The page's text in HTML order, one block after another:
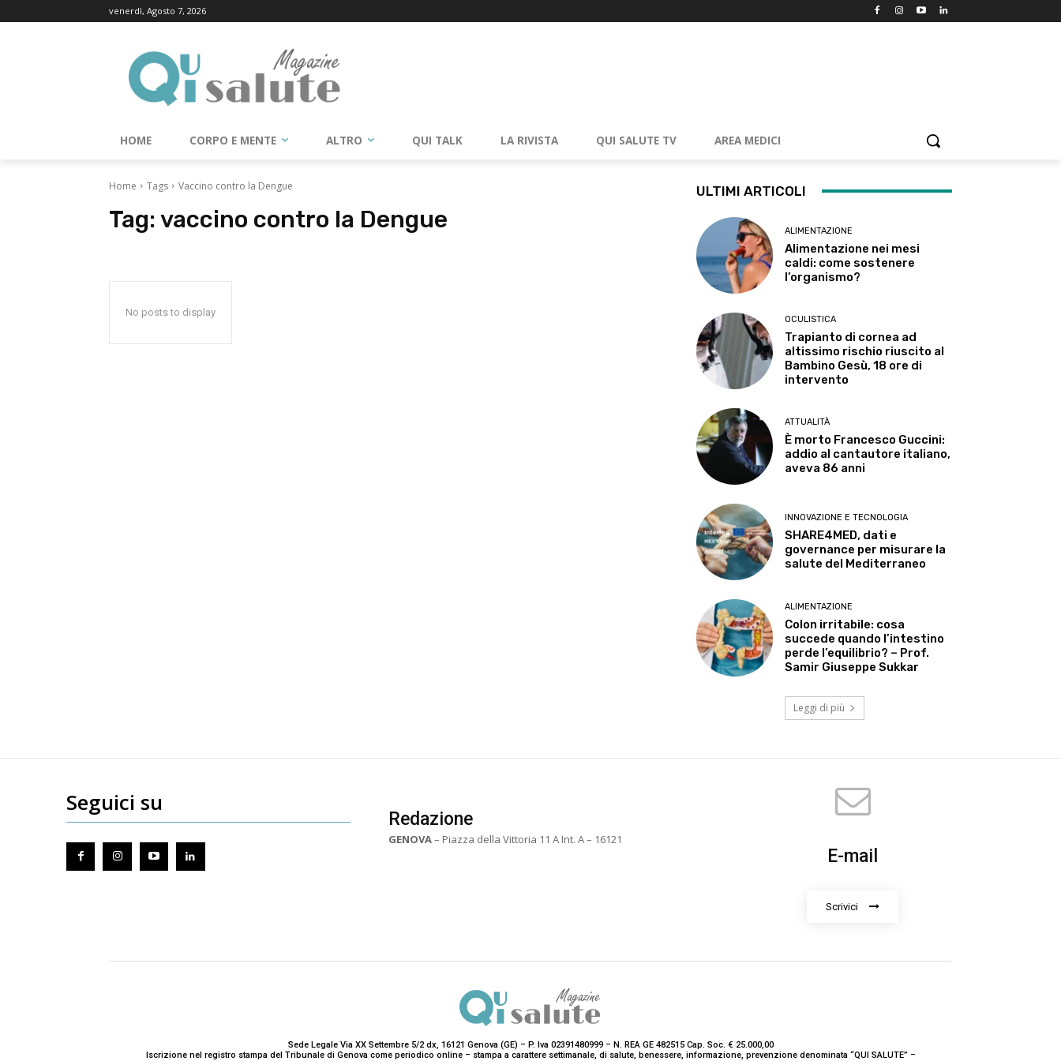
venerdì, Agosto 7, 2026
HOME CORPO E MENTE ALTRO QUI TALK LA RIVISTA QUI SALUTE TV AREA MEDICI
Home Tags Vaccino contro la Dengue
Tag: vaccino contro la Dengue
No posts to display
ULTIMI ARTICOLI
ALIMENTAZIONE
Alimentazione nei mesi
caldi: come sostenere
l’organismo?
OCULISTICA
Trapianto di cornea ad
altissimo rischio riuscito al
Bambino Gesù, 18 ore di
intervento
ATTUALITÀ
È morto Francesco Guccini:
addio al cantautore italiano,
aveva 86 anni
INNOVAZIONE E TECNOLOGIA
SHARE4MED, dati e
governance per misurare la
salute del Mediterraneo
ALIMENTAZIONE
Colon irritabile: cosa
succede quando l’intestino
perde l’equilibrio? – Prof.
Samir Giuseppe Sukkar
Leggi di più
Seguici su
Redazione
GENOVA– Piazza della Vittoria 11 A Int. A – 16121
E-mail
Scrivici
Sede Legale Via XX Settembre 5/2 dx, 16121 Genova (GE) – P. Iva 02391480999 – N. REA GE 482515 Cap. Soc. € 25.000,00
Iscrizione nel registro stampa del Tribunale di Genova come periodico online – stampa a carattere settimanale, di salute, benessere, informazione, prevenzione denominata “QUI SALUTE” –